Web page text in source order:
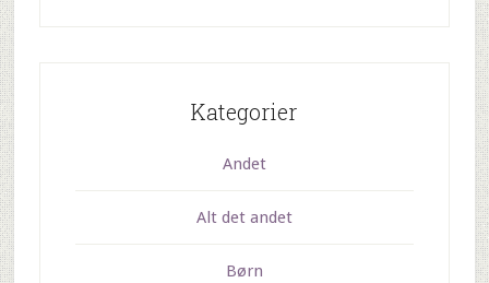
Kategorier
Andet
Alt det andet
Børn